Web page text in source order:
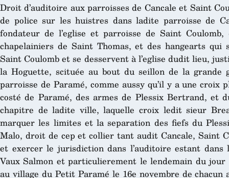
Droit d’auditoire aux parroisses de Cancale et Saint
de police sur les huistres dans ladite parroisse de
fondateur de l’eglise et parroisse de Saint
chapelainiers de Saint Thomas, et des hangearts qui
Saint Coulomb et se desservent à l’eglise dudit lieu,
la Hoguette, scituée au bout du seillon de la
parroisse de Paramé, comme aussy qu’il y a une
costé de Paramé, des armes de Plessix Bertrand, et
chapitre de ladite ville, laquelle croix ledit sieur
marquer les limites et la separation des fiefs du
Malo, droit de cep et collier tant audit Cancale, Saint
et exercer le jurisdiction dans l’auditoire estant dans
Vaux Salmon et particulierement le lendemain du
au village du Petit Paramé le 16e novembre de